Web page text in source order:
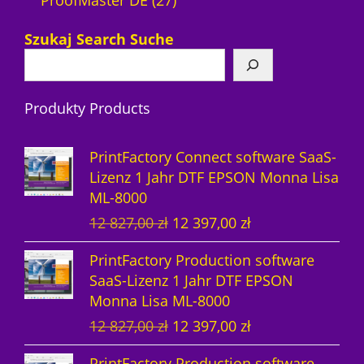
d
t
r
o
k
e
r
u
t
e
Szukaj Search Suche
Produkty Products
PrintFactory Connect software SaaS-
Lizenz 1 Jahr DTF EPSON Monna Lisa
ML-8000
12 827,00zł U
r
s
p
r
ü
n
12 397,00 złA
k
u
l
l
PrintFactory Production software
SaaS-Lizenz 1 Jahr DTF EPSON
Monna Lisa ML-8000
12 827,00zł U
r
12 397,00 złA
k